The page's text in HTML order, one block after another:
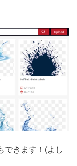
できます！(よし